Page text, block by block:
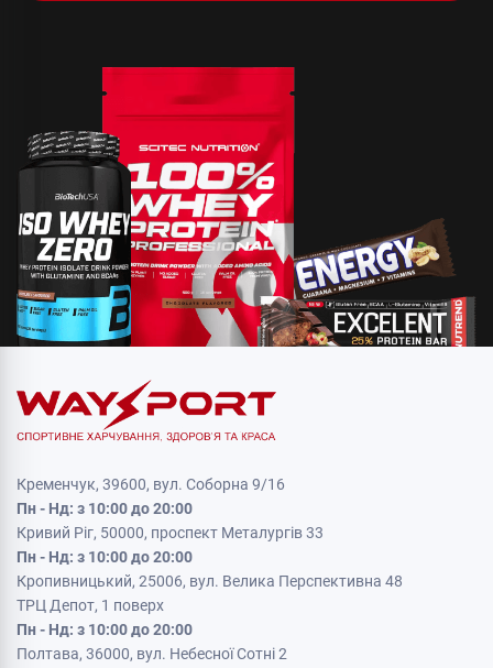
Кременчук, 39600, вул. Соборна 9/16
Пн - Нд: з 10:00 до 20:00
Кривий Ріг, 50000, проспект Металургів 33
Пн - Нд: з 10:00 до 20:00
Кропивницький, 25006, вул. Велика Перспективна 48
ТРЦ Депот, 1 поверх
Пн - Нд: з 10:00 до 20:00
Полтава, 36000, вул. Небесної Сотні 2